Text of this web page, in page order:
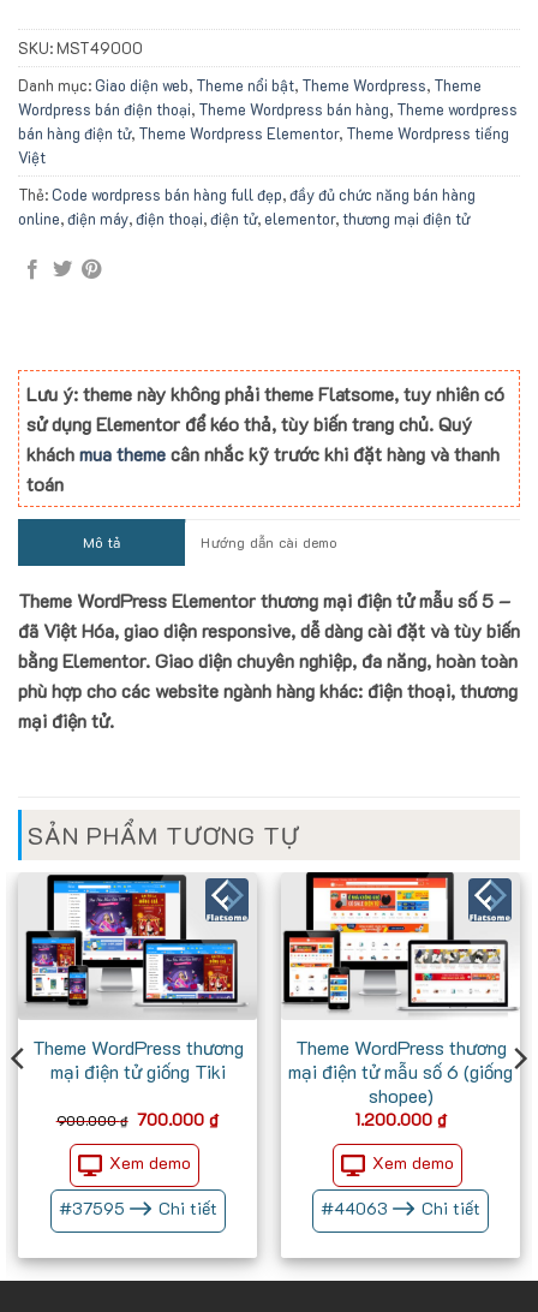
SKU: MST49000
Danh mục:Giao diện web, Theme nổi bật, Theme Wordpress, Theme
Wordpress bán điện thoại, Theme Wordpress bán hàng, Theme wordpress
bán hàng điện tử, Theme Wordpress Elementor, Theme Wordpress tiếng
Việt
Thẻ:Code wordpress bán hàng full đẹp,đầy đủ chức năng bán hàng
online,điện máy,điện thoại,điện tử,elementor,thương mại điện tử
Lưu ý: theme này không phải theme Flatsome, tuy nhiên có
sử dụng Elementor để kéo thả, tùy biến trang chủ. Quý
kháchmua themecân nhắc kỹ trước khi đặt hàng và thanh
toán
Mô tả Hướng dẫn cài demo
Theme WordPress Elementor thương mại điện tử mẫu số 5 –
đã Việt Hóa, giao diện responsive, dễ dàng cài đặt và tùy biến
bằng Elementor. Giao diện chuyên nghiệp, đa năng, hoàn toàn
phù hợp cho các website ngành hàng khác: điện thoại, thương
mại điện tử.
SẢN PHẨM TƯƠNG TỰ
Theme WordPress thương
mại điện tử giống Tiki
900.000₫ Giá
là:
900.000 ₫.
700.000₫Giá
hiện
Xem demo
#37595 Chi tiết
Theme WordPress thương
mại điện tử mẫu số 6 (giống
shopee)
1.200.000 ₫
Xem demo
#44063 Chi tiết